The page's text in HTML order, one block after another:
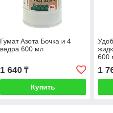
Гумат Азота Бочка и 4
ведра 600 мл
1 640₸
Купить
600
1